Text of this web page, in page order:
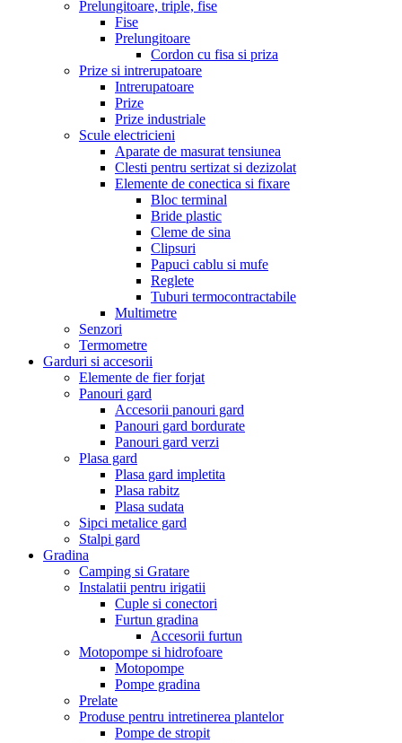
Prelungitoare, triple, fise
Fise
Prelungitoare
Cordon cu fisa si priza
Prize si intrerupatoare
Intrerupatoare
Prize
Prize industriale
Scule electricieni
Aparate de masurat tensiunea
Clesti pentru sertizat si dezizolat
Elemente de conectica si fixare
Bloc terminal
Bride plastic
Cleme de sina
Clipsuri
Papuci cablu si mufe
Reglete
Tuburi termocontractabile
Multimetre
Senzori
Termometre
Garduri si accesorii
Elemente de fier forjat
Panouri gard
Accesorii panouri gard
Panouri gard bordurate
Panouri gard verzi
Plasa gard
Plasa gard impletita
Plasa rabitz
Plasa sudata
Sipci metalice gard
Stalpi gard
Gradina
Camping si Gratare
Instalatii pentru irigatii
Cuple si conectori
Furtun gradina
Accesorii furtun
Motopompe si hidrofoare
Motopompe
Pompe gradina
Prelate
Produse pentru intretinerea plantelor
Pompe de stropit